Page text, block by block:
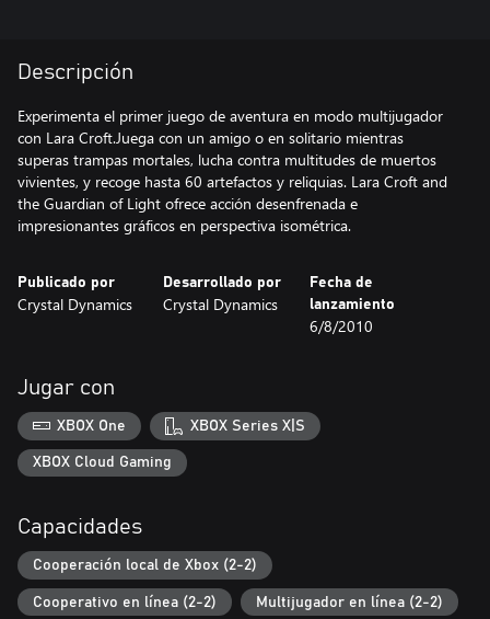
Descripción
Experimenta el primer juego de aventura en modo multijugador
con Lara Croft.Juega con un amigo o en solitario mientras
superas trampas mortales, lucha contra multitudes de muertos
vivientes, y recoge hasta 60 artefactos y reliquias. Lara Croft and
the Guardian of Light ofrece acción desenfrenada e
impresionantes gráficos en perspectiva isométrica.
Publicado por
Crystal Dynamics
Desarrollado por
Crystal Dynamics
Fecha de
lanzamiento
6/8/2010
Jugar con
XBOX One XBOX Series X|S
XBOX Cloud Gaming
Capacidades
Cooperación local de Xbox (2-2)
Cooperativo en línea (2-2) Multijugador en línea (2-2)